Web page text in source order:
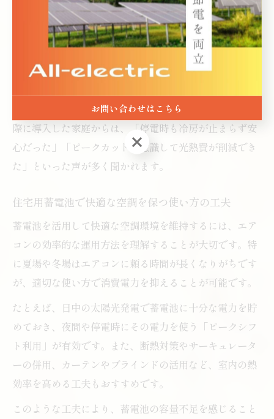
充電し、夜間や停電時にエアコンへ優先的に電力を供給
するよう設定するのが効果的です。家族の生活リズムや
エアコンの利用時間を見直し、必要な時だけ稼働させる
ことで、無駄な電力消費を抑えられます。
を活用するなど、日常的な使い方の工夫も重要です。実
際に導入した家庭からは、「停電時も冷房が止まらず安
心だった」「ピークカットを意識して光熱費が削減でき
た」といった声が多く聞かれます。
住宅用蓄電池で快適な空調を保つ使い方の工夫
蓄電池を活用して快適な空調環境を維持するには、エア
コンの効率的な運用方法を理解することが大切です。特
に夏場や冬場はエアコンに頼る時間が長くなりがちです
が、適切な使い方で消費電力を抑えることが可能です。
たとえば、日中の太陽光発電で蓄電池に十分な電力を貯
めておき、夜間や停電時にその電力を使う「ピークシフ
ト利用」が有効です。また、断熱対策やサーキュレータ
ーの併用、カーテンやブラインドの活用など、室内の熱
効率を高める工夫もおすすめです。
このような工夫により、蓄電池の容量不足を感じること
お問い合わせはこちら
お問い合わせはこちら